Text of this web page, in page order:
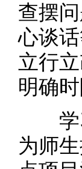
查摆
心谈
立行
明确
学习
为师